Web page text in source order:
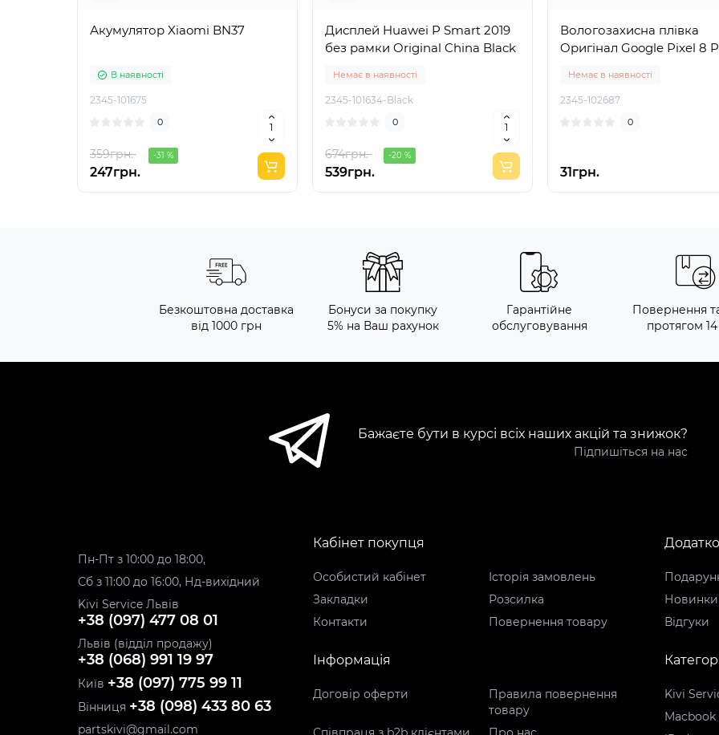
Акумулятор Xiaomi BN37
В наявності
2345-101675
0
359грн. -31 %
247грн.
Дисплей Huawei P Smart 2019
без рамки Original China Black
Немає в наявності
2345-101634-Black
0
674грн. -20 %
539грн.
Вологозахисна плівка
Oригінал Google Pixel 8
Немає в наявності
2345-102687
0
31грн.
Безкоштовна доставка
від 1000 грн
Бонуси за покупку
5% на Ваш рахунок
Гарантійне
обслуговування
Повернення
протягом 14
Бажаєте бути в курсі всіх наших акцій та знижок?
Підпишіться на нас
Пн-Пт з 10:00 до 18:00,
Сб з 11:00 до 16:00, Нд-вихідний
Kivi Service Львів
+38 (097) 477 08 01
Львів (відділ продажу)
+38 (068) 991 19 97
Київ +38 (097) 775 99 11
Вінниця +38 (098) 433 80 63
partskivi@gmail.com
Кабінет покупця
Особистий кабінет
Історія замовлень
Закладки
Розсилка
Контакти
Повернення товару
Новинки
Відгуки
Інформація
Договір оферти
Правила повернення
товару
Kivi
Macbook